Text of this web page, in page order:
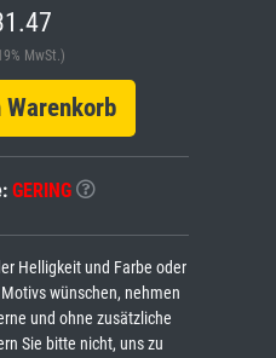
MwSt.)
GERING
Helligkeit und Farbe oder
wünschen, nehmen
und ohne zusätzliche
Sie bitte nicht, uns zu